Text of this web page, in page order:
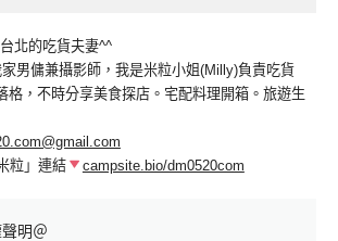
北的吃貨夫妻^^
男傭兼攝影師，我是米粒小姐(Milly)負責吃貨
格，不時分享美食探店。宅配料理開箱。旅遊生
粒」連結
campsite.bio/dm0520com
明＠